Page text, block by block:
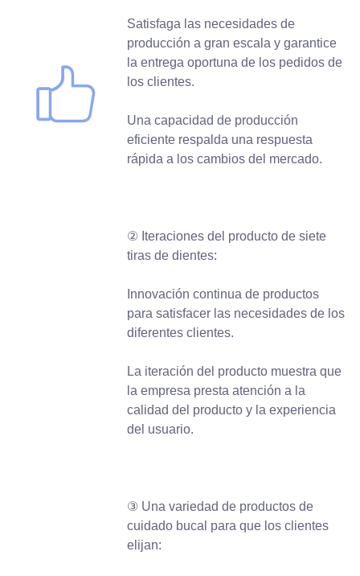
Satisfaga las necesidades de
producción a gran escala y garantice
la entrega oportuna de los pedidos de
los clientes.
Una capacidad de producción
eficiente respalda una respuesta
rápida a los cambios del mercado.
② Iteraciones del producto de siete
tiras de dientes:
Innovación continua de productos
para satisfacer las necesidades de los
diferentes clientes.
La iteración del producto muestra que
la empresa presta atención a la
calidad del producto y la experiencia
del usuario.
③ Una variedad de productos de
cuidado bucal para que los clientes
elijan: